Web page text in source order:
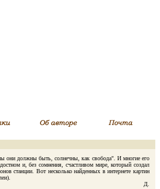
они должны быть, солнечны, как свобода". И многие его
и, без сомнения, счастливом мире, который создал
станции. Вот несколько найденных в интернете картин
Д.